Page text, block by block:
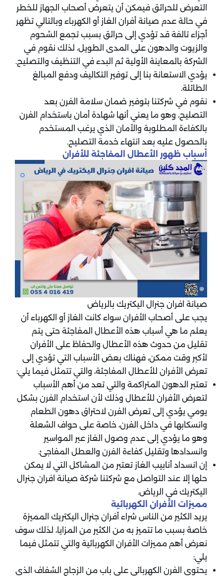
التعرض للحرائق فيمكن أن يتعرض أصحاب الجهاز للخطر
في حالة عدم صيانة أفران الغاز أو الكهرباء وبالتالي تظهر
أجزاء تالفة قد تؤدي إلى حرائق بسبب تجمع الشحوم
والزيوت والدهون على المدى الطويل، لذلك نقوم في
الشركة بالمعاينة الأولية ثم البدء في التنظيف والتصليح.
يؤدي الاستعانة بنا إلى توفير التكاليف ودفع المبالغ
الطائلة.
نقوم في شركتنا بتوفير ضمان سلامة الفرن بعد
التصليح، وهو ما يعني أنها شهادة أمان باستخدام الفرن
بالكفاءة المطلوبة والأمان الذي يرغب المستخدم
بالحصول عليه بعد انتهاء خدمة التصليح.
أسباب ظهور الأعطال المفاجئة للأفران
صيانة افران جنرال اليكتريك بالرياض
يجب على أصحاب الأفران سواء كانت الغاز أو الكهرباء أن
يعلم ما هي أسباب هذه الأعطال المفاجئة حتى يتم
تقليل من حدوث هذه الأعطال والحفاظ على الأفران
لأكبر وقت ممكن، فهناك بعض الأسباب التي تؤدي إلى
تعرض الأفران للأعطال المفاجئة، والتي تتمثل فيما يلي:
تعتبر الدهون المتراكمة والتي تعد من أهم الأسباب
لتعرض الأفران للأعطال وذلك لأن استخدام الفرن بشكل
يومي يؤدي إلى تعرض الفرن لاحتراق دهون الطعام
وانسكابها في داخل الفرن، خاصة على حواف الشعلة
وهو ما يؤدي إلى عدم وصول الغاز عبر المواسير
وانسدادها وتقليل كفاءة الفرن والعطل المفاجئ.
إن انسداد أنابيب الغاز تعتبر من المشاكل التي لا يمكن
حلها إلا عند التواصل مع شركتنا شركة صيانة افران جنرال
اليكتريك في الرياض.
مميزات الأفران الكهربائية
يريد الكثير من الناس شراء أفران جنرال اليكتريك المميزة
خاصة بسبب ما تتميز به من الكثير من المزايا، لذلك سوف
نعرض أهم مميزات الأفران الكهربائية والتي تتمثل فيما
يلي:
يحتوي الفرن الكهربائي على باب من الزجاج الشفاف الذي